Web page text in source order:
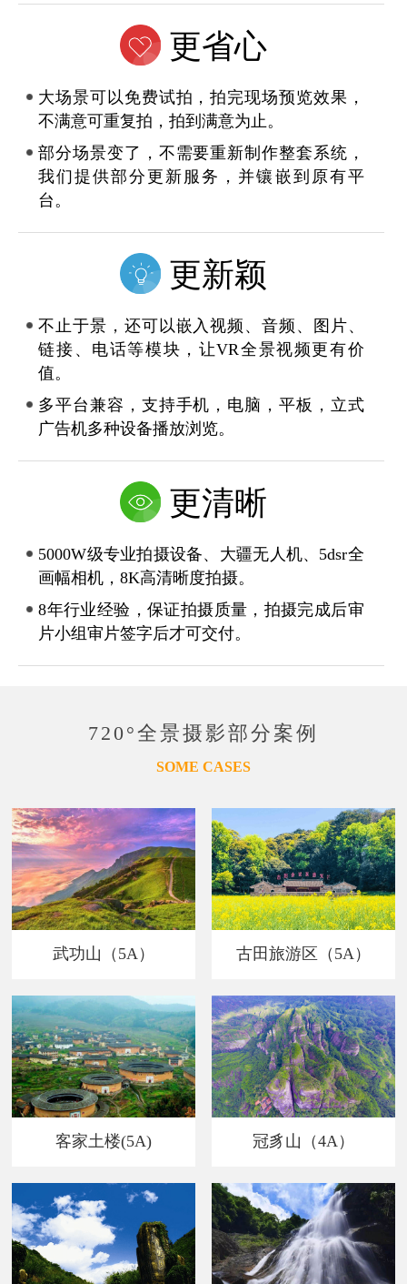
更省心
大场景可以免费试拍，拍完现场预览效果，
不满意可重复拍，拍到满意为止。
部分场景变了，不需要重新制作整套系统，
我们提供部分更新服务，并镶嵌到原有平
台。
更新颖
不止于景，还可以嵌入视频、音频、图片、
链接、电话等模块，让VR全景视频更有价
值。
多平台兼容，支持手机，电脑，平板，立式
广告机多种设备播放浏览。
更清晰
5000W级专业拍摄设备、大疆无人机、5dsr全
画幅相机，8K高清晰度拍摄。
8年行业经验，保证拍摄质量，拍摄完成后审
片小组审片签字后才可交付。
720°全景摄影部分案例
SOME CASES
武功山（5A） 古田旅游区（5A）
客家土楼(5A) 冠豸山（4A）